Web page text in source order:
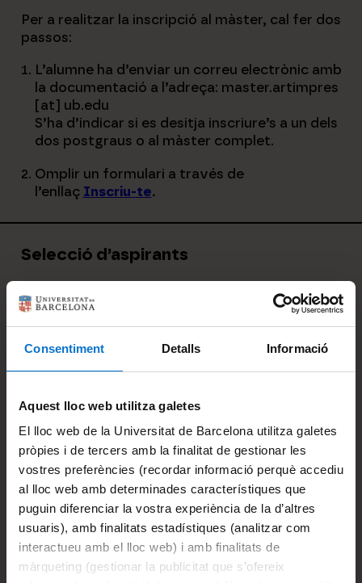
Consentiment Detalls Informació
Aquest lloc web utilitza galetes
El lloc web de la Universitat de Barcelona utilitza galetes
pròpies i de tercers amb la finalitat de gestionar les
vostres preferències (recordar informació perquè accediu
al lloc web amb determinades característiques que
puguin diferenciar la vostra experiència de la d’altres
usuaris), amb finalitats estadístiques (analitzar com
interactueu amb el lloc web) i amb finalitats de
màrqueting (gestionar la publicitat que s’ofereix
Per a realitzar la inscripció al màster, cal fer dos
passos:
L’alumne ha d’enviar un correu electrònic amb
la documentació a l’adreça: master.artimpres
[at] ub.edu
S’ha d’indicar si es desitja inscriure’s a un dels
dos postgraus o al màster complet.
Omplir un formulari a través de
l’enllaç Inscriu-te.
Selecció d’aspirants
La selecció dels alumnes es durà a terme per
part de la direcció del màster a partir de la
grau o els postgraus o màsters cursats
prèviament, el currículum artístic, l’experiència
curs. Els alumnes admesos rebran
una comunicació del director del màster.
Només els alumnes acceptats en el procés de
preinscripció podran realitzar la matriculació.